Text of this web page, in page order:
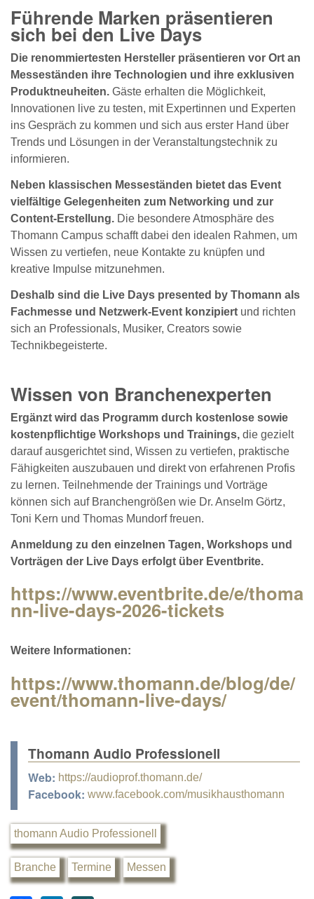
Führende Marken präsentieren
sich bei den Live Days
Die renommiertesten Hersteller präsentieren vor Ort an
Messeständen ihre Technologien und ihre exklusiven
Produktneuheiten. Gäste erhalten die Möglichkeit,
Innovationen live zu testen, mit Expertinnen und Experten
ins Gespräch zu kommen und sich aus erster Hand über
Trends und Lösungen in der Veranstaltungstechnik zu
informieren.
Neben klassischen Messeständen bietet das Event
vielfältige Gelegenheiten zum Networking und zur
Content-Erstellung. Die besondere Atmosphäre des
Thomann Campus schafft dabei den idealen Rahmen, um
Wissen zu vertiefen, neue Kontakte zu knüpfen und
kreative Impulse mitzunehmen.
Deshalb sind die Live Days presented by Thomann als
Fachmesse und Netzwerk-Event konzipiert und richten
sich an Professionals, Musiker, Creators sowie
Technikbegeisterte.
Wissen von Branchenexperten
Ergänzt wird das Programm durch kostenlose sowie
kostenpflichtige Workshops und Trainings, die gezielt
darauf ausgerichtet sind, Wissen zu vertiefen, praktische
Fähigkeiten auszubauen und direkt von erfahrenen Profis
zu lernen. Teilnehmende der Trainings und Vorträge
können sich auf Branchengrößen wie Dr. Anselm Görtz,
Toni Kern und Thomas Mundorf freuen.
Anmeldung zu den einzelnen Tagen, Workshops und
Vorträgen der Live Days erfolgt über Eventbrite.
https://www.eventbrite.de/e/thoma
nn-live-days-2026-tickets
Weitere Informationen:
https://www.thomann.de/blog/de/
event/thomann-live-days/
Thomann Audio Professionell
Web: https://audioprof.thomann.de/
Facebook: www.facebook.com/musikhausthomann
thomann Audio Professionell
Branche Termine Messen